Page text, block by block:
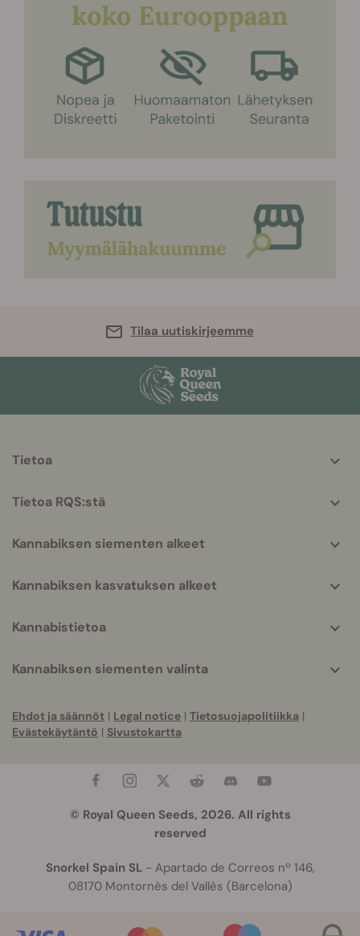
Tilaa uutiskirjeemme
helpful
Tietoa
Tietoa RQS:stä
Kannabiksen siementen alkeet
Kannabiksen kasvatuksen alkeet
Kannabistietoa
Kannabiksen siementen valinta
Ehdot ja säännöt | Legal notice | Tietosuojapolitiikka |
Evästekäytäntö | Sivustokartta
© Royal Queen Seeds, 2026. All rights
reserved
Snorkel Spain SL- Apartado de Correos nº 146,
08170 Montornès del Vallès (Barcelona)